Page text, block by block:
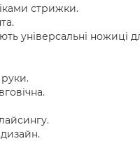
стрижки.
універсальні ножиці